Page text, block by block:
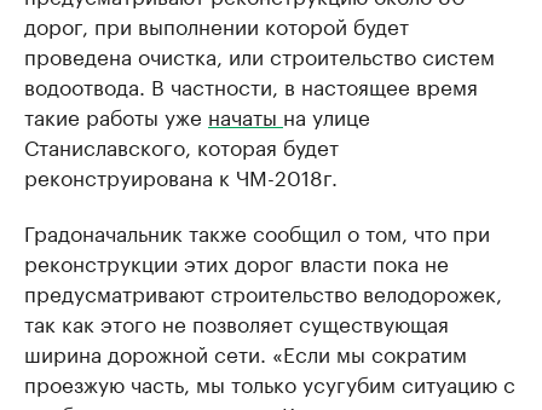
дорог, при выполнении которой будет
проведена очистка, или строительство систем
водоотвода. В частности, в настоящее время
такие работы уже начаты на улице
Станиславского, которая будет
реконструирована к ЧМ-2018г.
Градоначальник также сообщил о том, что при
реконструкции этих дорог власти пока не
предусматривают строительство велодорожек,
так как этого не позволяет существующая
ширина дорожной сети. «Если мы сократим
проезжую часть, мы только усугубим ситуацию с